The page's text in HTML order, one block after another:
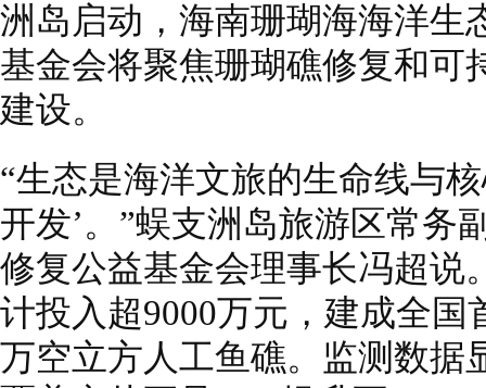
洲岛启动，海南珊瑚海海洋生
基金会将聚焦珊瑚礁修复和可
建设。
“生态是海洋文旅的生命线与
开发’。”蜈支洲岛旅游区常务
修复公益基金会理事长冯超说
计投入超9000万元，建成全
万空立方人工鱼礁。监测数据